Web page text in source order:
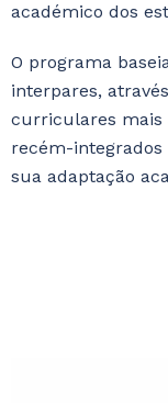
académico dos
O programa
interpares,
curriculares mais
recém-
sua adaptação